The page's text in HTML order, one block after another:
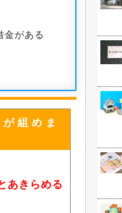
金がある
組めま
あきらめる